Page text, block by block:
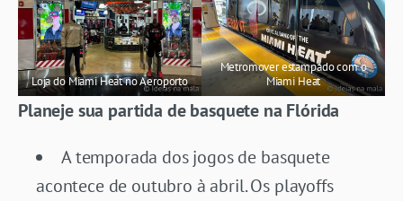
Loja do Miami Heat no Aeroporto
Metromover estampado com o
Miami Heat
Planeje sua partida de basquete na Flórida
A temporada dos jogos de basquete
acontece de outubro à abril. Os playoffs